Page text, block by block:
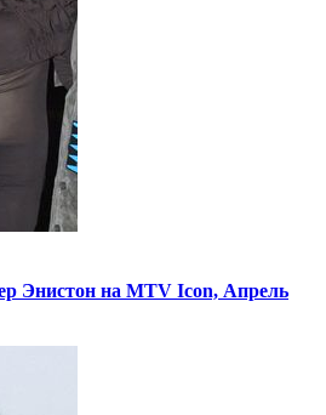
Энистон на MTV Icon, Апрель